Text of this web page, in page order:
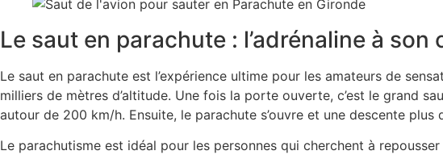
Le saut en parachute : l’adrénaline à son
Le saut en parachute est l’expérience ultime pour les amateurs de
milliers de mètres d’altitude. Une fois la porte ouverte, c’est le grand
autour de 200 km/h. Ensuite, le parachute s’ouvre et une descente
Le parachutisme est idéal pour les personnes qui cherchent à